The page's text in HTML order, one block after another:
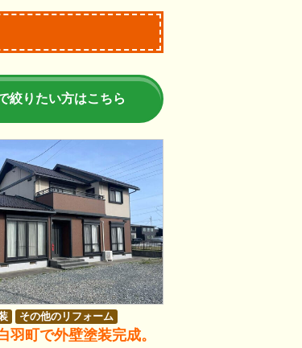
絞りたい方はこちら
羽町で外壁塗装完成。
その他のリフォーム